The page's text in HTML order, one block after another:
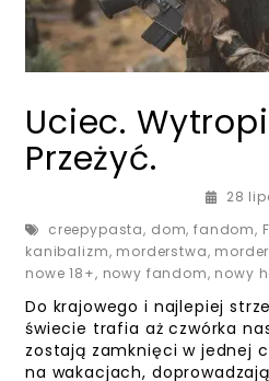
Uciec.
Przeżyć.
28
creepypasta, dom,fandom,
kanibalizm, morderstwa,
nowe 18+, nowy fandom, nowy
Do krajowego i najlepiej
świecie trafia aż czwórka
zostają zamknięci w jednej
na wakacjach,